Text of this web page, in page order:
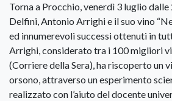
Torna a Procchio, venerdì 3 luglio
Delfini, Antonio Arrighi e il suo vino
ed innumerevoli successi ottenuti in
Arrighi, considerato tra i 100 migliori
(Corriere della Sera), ha riscoperto un
orsono, attraverso un esperimento
realizzato con l’aiuto del docente